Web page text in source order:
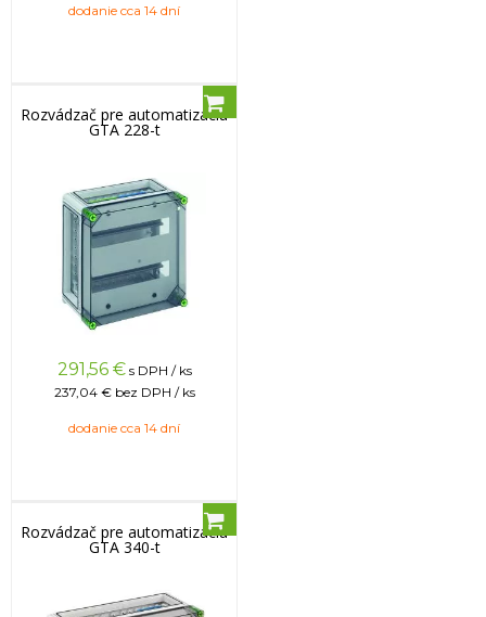
dodanie cca 14 dní
Rozvádzač pre automatizáciu
GTA 228-t
291,56 € s DPH / ks
237,04 € bez DPH / ks
dodanie cca 14 dní
Rozvádzač pre automatizáciu
GTA 340-t